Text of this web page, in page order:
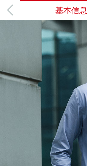
基本信息